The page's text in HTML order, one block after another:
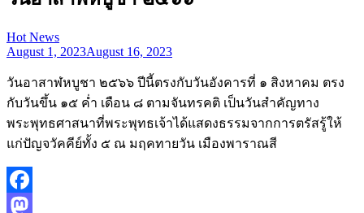
Hot News
August 1, 2023August 16, 2023
วันอาสาฬหบูชา ๒๕๖๖ ปีนี้ตรงกับวันอังคารที่ ๑ สิงหาคม ตรง
กับวันขึ้น ๑๕ ค่ำ เดือน ๘ ตามจันทรคติ เป็นวันสำคัญทาง
พระพุทธศาสนาที่พระพุทธเจ้าได้แสดงธรรมจากการตรัสรู้ให้
แก่ปัญจวัคคีย์ทั้ง ๕ ณ มฤคทายวัน เมืองพาราณสี
Facebook